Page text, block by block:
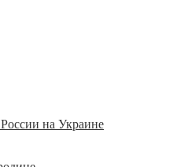
на Украине